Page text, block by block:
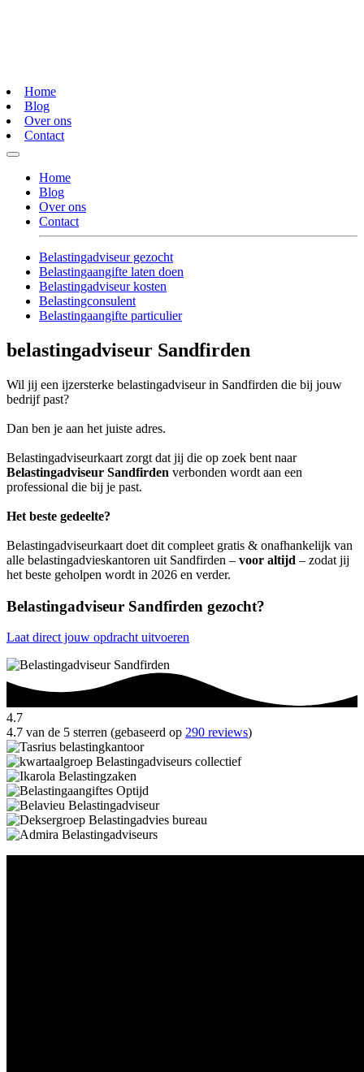
Home
Blog
Over ons
Contact
Home
Blog
Over ons
Contact
Belastingadviseur gezocht
Belastingaangifte laten doen
Belastingadviseur kosten
Belastingconsulent
Belastingaangifte particulier
belastingadviseur Sandfirden
Wil jij een ijzersterke belastingadviseur in Sandfirden die bij jouw
bedrijf past?
Dan ben je aan het juiste adres.
Belastingadviseurkaart zorgt dat jij die op zoek bent naar
Belastingadviseur Sandfirden verbonden wordt aan een
professional die bij je past.
Het beste gedeelte?
Belastingadviseurkaart doet dit compleet gratis & onafhankelijk van
alle belastingadvieskantoren uit Sandfirden – voor altijd – zodat jij
het beste geholpen wordt in 2026 en verder.
Belastingadviseur Sandfirden gezocht?
Laat direct jouw opdracht uitvoeren
4.7
4.7 van de 5 sterren (gebaseerd op 290 reviews)